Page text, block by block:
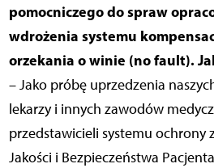
pomocniczego do spraw
wdrożenia systemu
orzekania o winie (no fault).
– Jako próbę uprzedzenia
lekarzy i innych zawodów
przedstawicieli systemu ochrony
Jakości i Bezpieczeństwa